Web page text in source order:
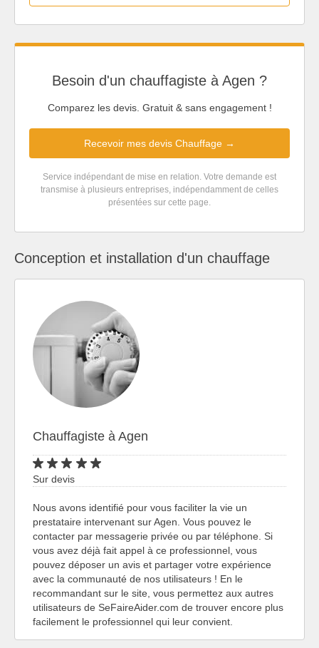
Besoin d'un chauffagiste à Agen ?
Comparez les devis. Gratuit & sans engagement !
Recevoir mes devis Chauffage →
Service indépendant de mise en relation. Votre demande est
transmise à plusieurs entreprises, indépendamment de celles
présentées sur cette page.
Conception et installation d'un chauffage
Chauffagiste à Agen
Sur devis
Nous avons identifié pour vous faciliter la vie un
prestataire intervenant sur Agen. Vous pouvez le
contacter par messagerie privée ou par téléphone. Si
vous avez déjà fait appel à ce professionnel, vous
pouvez déposer un avis et partager votre expérience
avec la communauté de nos utilisateurs ! En le
recommandant sur le site, vous permettez aux autres
utilisateurs de SeFaireAider.com de trouver encore plus
facilement le professionnel qui leur convient.